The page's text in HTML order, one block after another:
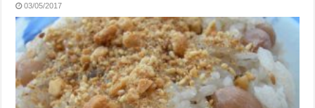
03/05/2017